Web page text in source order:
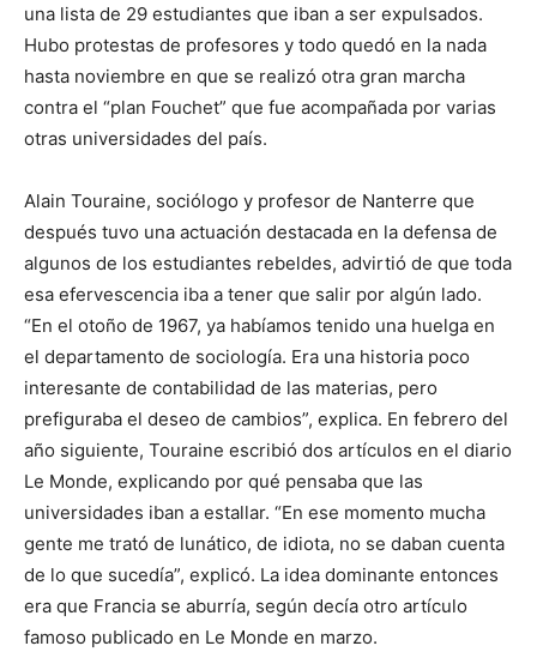
una lista de 29 estudiantes que iban a ser expulsados.
Hubo protestas de profesores y todo quedó en la nada
hasta noviembre en que se realizó otra gran marcha
contra el “plan Fouchet” que fue acompañada por varias
otras universidades del país.
Alain Touraine, sociólogo y profesor de Nanterre que
después tuvo una actuación destacada en la defensa de
algunos de los estudiantes rebeldes, advirtió de que toda
esa efervescencia iba a tener que salir por algún lado.
“En el otoño de 1967, ya habíamos tenido una huelga en
el departamento de sociología. Era una historia poco
interesante de contabilidad de las materias, pero
prefiguraba el deseo de cambios”, explica. En febrero del
año siguiente, Touraine escribió dos artículos en el diario
Le Monde, explicando por qué pensaba que las
universidades iban a estallar. “En ese momento mucha
gente me trató de lunático, de idiota, no se daban cuenta
de lo que sucedía”, explicó. La idea dominante entonces
era que Francia se aburría, según decía otro artículo
famoso publicado en Le Monde en marzo.